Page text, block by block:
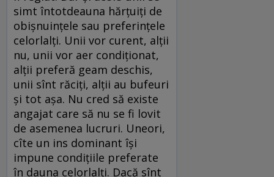
simt întotdeauna hărțuiți de
obișnuințele sau preferințele
celorlalți. Unii vor curent, alții
nu, unii vor aer condiționat,
alții preferă geam deschis,
unii sînt răciți, alții au bufeuri
și tot așa. Nu cred să existe
angajat care să nu se fi lovit
de asemenea lucruri. Uneori,
cîte un ins dominant își
impune condițiile preferate
în dauna celorlalți. Dacă sînt